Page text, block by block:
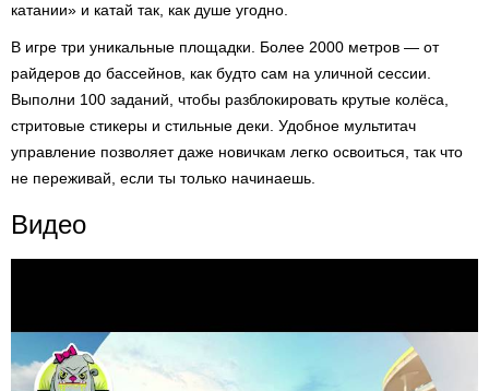
катании» и катай так, как душе угодно.
В игре три уникальные площадки. Более 2000 метров — от
райдеров до бассейнов, как будто сам на уличной сессии.
Выполни 100 заданий, чтобы разблокировать крутые колёса,
стритовые стикеры и стильные деки. Удобное мультитач
управление позволяет даже новичкам легко освоиться, так что
не переживай, если ты только начинаешь.
Видео